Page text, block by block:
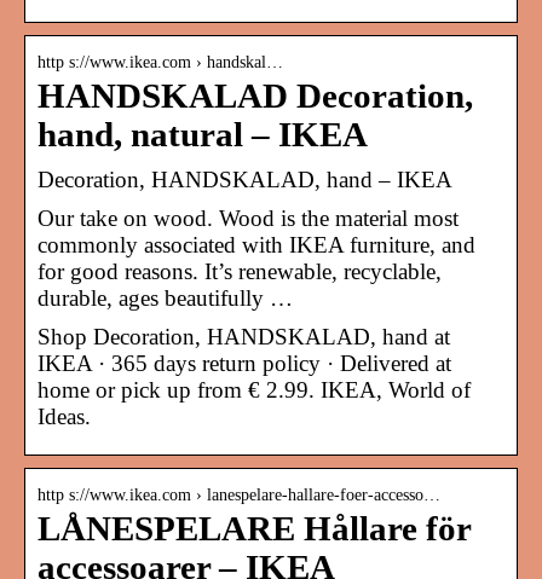
http s://www.ikea.com › handskal…
HANDSKALAD Decoration,
hand, natural – IKEA
Decoration, HANDSKALAD, hand – IKEA
Our take on wood. Wood is the material most
commonly associated with IKEA furniture, and
for good reasons. It’s renewable, recyclable,
durable, ages beautifully …
Shop Decoration, HANDSKALAD, hand at
IKEA · 365 days return policy · Delivered at
home or pick up from € 2.99. IKEA, World of
Ideas.
http s://www.ikea.com › lanespelare-hallare-foer-accesso…
LÅNESPELARE Hållare för
accessoarer – IKEA